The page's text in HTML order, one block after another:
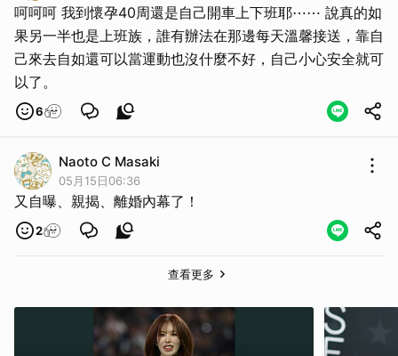
呵呵呵 我到懷孕40周還是自己開車上下班耶⋯⋯ 說真的如
果另一半也是上班族，誰有辦法在那邊每天溫馨接送，靠自
己來去自如還可以當運動也沒什麼不好，自己小心安全就可
以了。
6
Naoto C Masaki
05月15日06:36
又自曝、親揭、離婚內幕了！
2
查看更多